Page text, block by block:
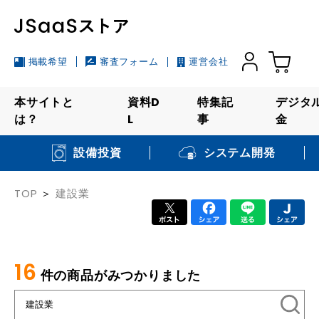
掲載希望 審査フォーム 運営会社
本サイトと
は？
資料D
L
特集記
事
デジタ
金
設備投資 システム開発
TOP 建設業
16 件の商品がみつかりました